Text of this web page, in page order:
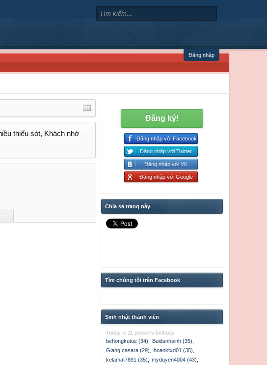
Đăng nhập
thiếu sót, Khách nhớ
Đăng ký!
Đăng nhập với Facebook
Đăng nhập với Twitter
Đăng nhập với VK
Đăng nhập với Google
Chia sẻ trang này
Tìm chúng tôi trên Facebook
Sinh nhật thành viên
Today is 11 people's birthday.
behongkutoe (34)
Buidanhsinh (35)
Giang casara (29)
hoanktxd01 (35)
kelamat7891 (35)
myduyen4004 (43)